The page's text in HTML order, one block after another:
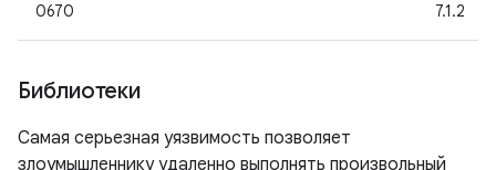
0670
7.1.2
Библиотеки
Самая серьезная уязвимость позволяет
злоумышленнику удаленно выполнять произвольный